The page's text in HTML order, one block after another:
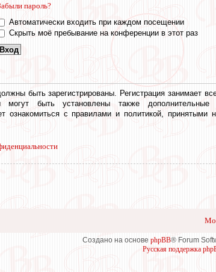
пароль?
Автоматически входить при каждом посещении
Скрыть моё пребывание на конференции в этот раз
быть зарегистрированы. Регистрация занимает
могут быть установлены также
ознакомиться с правилами и политикой,
Создано на основе phpBB® Forum
Русская поддержка